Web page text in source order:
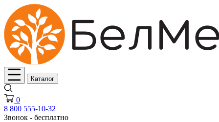
Каталог
0
8 800 555-10-32
Звонок - бесплатно